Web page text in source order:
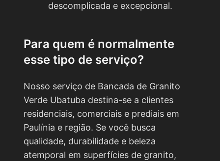
descomplicada e excepcional.
Para quem é normalmente
esse tipo de serviço?
Nosso serviço de Bancada de Granito
Verde Ubatuba destina-se a clientes
residenciais, comerciais e prediais em
Paulínia e região. Se você busca
qualidade, durabilidade e beleza
atemporal em superfícies de granito,